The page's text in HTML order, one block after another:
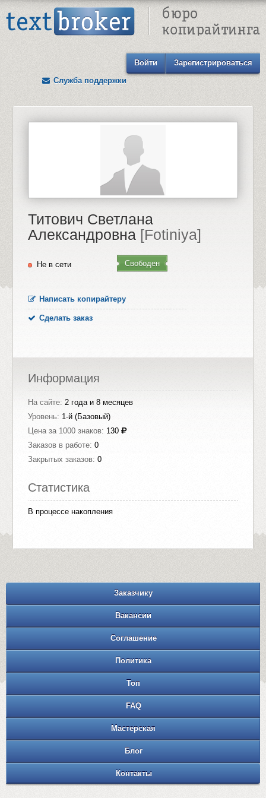
Войти
Зарегистрироваться
Служба поддержки
Титович Светлана
Александровна [Fotiniya]
Не в сети
Написать копирайтеру
Сделать заказ
Свободен
Информация
На сайте:2 года и 8 месяцев
Уровень: 1-й (Базовый)
Цена за 1000 знаков: 130
Заказов в работе:0
Закрытых заказов:0
Статистика
В процессе накопления
Заказчику
Вакансии
Соглашение
Политика
Топ
FAQ
Мастерская
Блог
Контакты